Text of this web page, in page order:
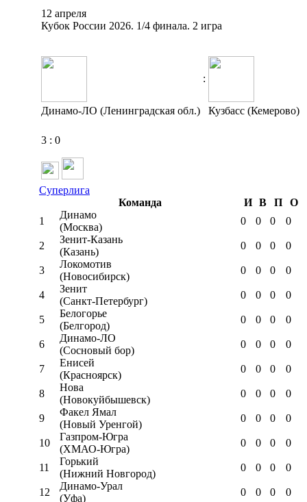
12 апреля
Кубок России 2026. 1/4 финала. 2 игра
:
Динамо-ЛО (Ленинградская обл.) Кузбасс (Кемерово)
3 : 0
Суперлига
Команда
И В П
О
1
Динамо
(Москва)
0 0 0 0
2
Зенит-Казань
(Казань)
0 0 0 0
3
Локомотив
(Новосибирск)
0 0 0 0
4
Зенит
(Санкт-Петербург)
0 0 0 0
5
Белогорье
(Белгород)
0 0 0 0
6
Динамо-ЛО
(Сосновый бор)
0 0 0 0
7
Енисей
(Красноярск)
0 0 0 0
8
Нова
(Новокуйбышевск)
0 0 0 0
9
Факел Ямал
(Новый Уренгой)
0 0 0 0
10
Газпром-Югра
(ХМАО-Югра)
0 0 0 0
11
Горький
(Нижний Новгород)
0 0 0 0
12
Динамо-Урал
(Уфа)
0 0 0 0